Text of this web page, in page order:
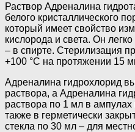
Раствор Адреналина
белого кристаллического
который имеет свойство
кислорода и света. Он
– в спирте. Стерилизация
+100 °С на протяжении 15
Адреналина гидрохлорид
раствора, а Адреналина
раствора по 1 мл в ампулах
также в герметически
стекла по 30 мл – для